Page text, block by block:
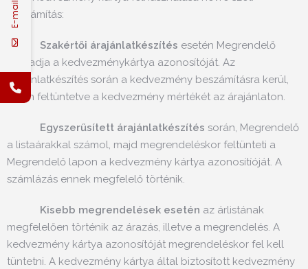
Beszámítás:
Szakértői árajánlatkészítés esetén Megrendelő
megadja a kedvezménykártya azonosítóját. Az
árajánlatkészítés során a kedvezmény beszámításra kerül,
külön feltüntetve a kedvezmény mértékét az árajánlaton.
Egyszerűsített árajánlatkészítés során, Megrendelő
a listaárakkal számol, majd megrendeléskor feltünteti a
Megrendelő lapon a kedvezmény kártya azonosítíóját. A
számlázás ennek megfelelő történik.
Kisebb megrendelések esetén az árlistának
megfelelően történik az árazás, illetve a megrendelés. A
kedvezmény kártya azonosítóját megrendeléskor fel kell
tüntetni. A kedvezmény kártya által biztosított kedvezmény
E-mail